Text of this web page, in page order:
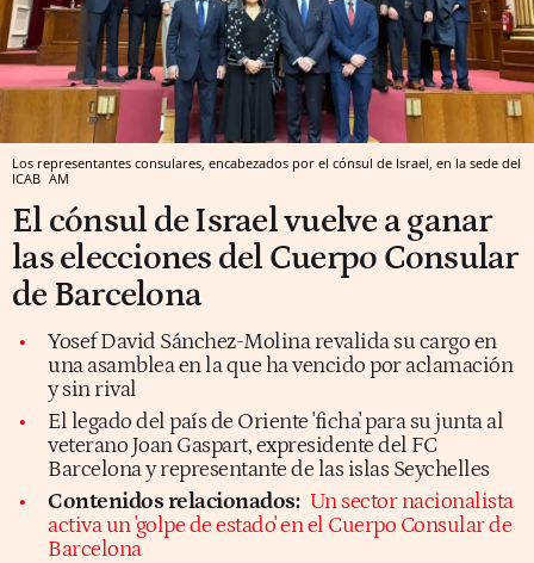
Los representantes consulares, encabezados por el cónsul de Israel, en la sede del
ICAB AM
El cónsul de Israel vuelve a ganar
las elecciones del Cuerpo Consular
de Barcelona
Yosef David Sánchez-Molina revalida su cargo en
una asamblea en la que ha vencido por aclamación
y sin rival
El legado del país de Oriente 'ficha' para su junta al
veterano Joan Gaspart, expresidente del FC
Barcelona y representante de las islas Seychelles
Contenidos relacionados: Un sector nacionalista
activa un 'golpe de estado' en el Cuerpo Consular de
Barcelona